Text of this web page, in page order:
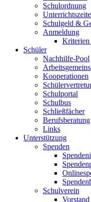
Schulordnung
Schulgeld &
Anmeldung
Kriterien
Schüler
Nachhilfe-Pool
Kooperationen
Schulportal
Schulbus
Schließfächer
Berufsberatung
Links
Unterstützung
Spenden
Schulverein